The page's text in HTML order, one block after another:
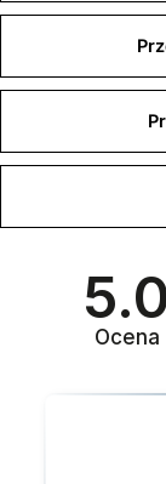
5.0
Ocena